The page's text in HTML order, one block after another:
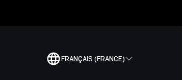
FRANÇAIS (FRANCE)